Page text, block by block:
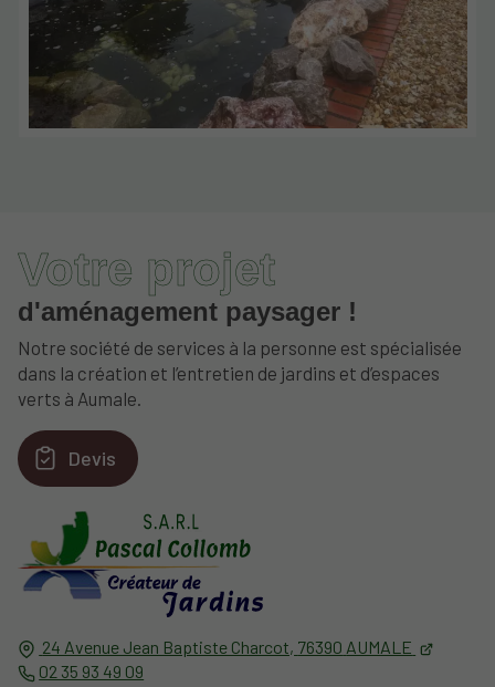
24 Avenue Jean Baptiste Charcot, 76390 AUMALE
02 35 93 49 09
Votre projet
d'aménagement paysager !
Notre société de services à la personne est spécialisée
dans la création et l’entretien de jardins et d’espaces
verts à Aumale.
Devis